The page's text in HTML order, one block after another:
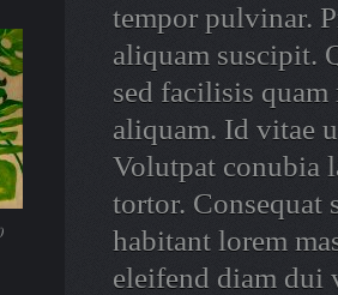
tempor pulvinar.
aliquam suscipit.
sed facilisis quam
aliquam. Id vitae
Volutpat conubia
tortor. Consequat
habitant lorem
eleifend diam dui